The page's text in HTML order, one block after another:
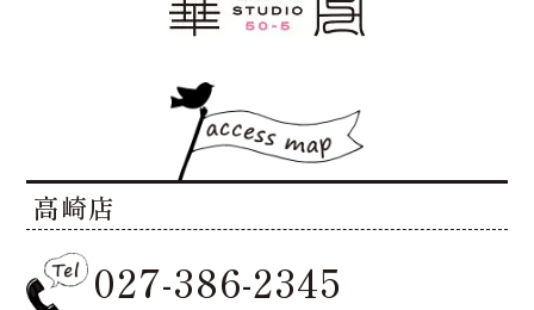
高崎店
027-386-2345